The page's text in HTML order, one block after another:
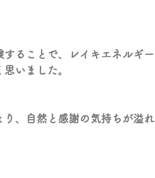
ることで、レイキエネルギー
いました。
、自然と感謝の気持ちが溢れ